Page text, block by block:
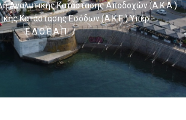
Αναλυτικής Κατάστασης Αποδοχών (Α.Κ.Α.)
Κατάστασης Εσόδων (Α.Κ.Ε.) Υπέρ
Ε.Δ.Ο.Ε.Α.Π
/